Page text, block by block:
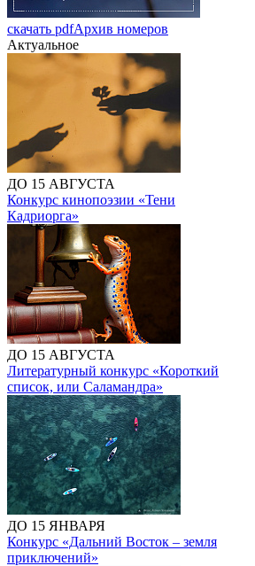
скачать pdfАрхив номеров
Актуальное
ДО 15 АВГУСТА
Конкурс кинопоэзии «Тени
Кадриорга»
ДО 15 АВГУСТА
Литературный конкурс «Короткий
список, или Саламандра»
ДО 15 ЯНВАРЯ
Конкурс «Дальний Восток – земля
приключений»